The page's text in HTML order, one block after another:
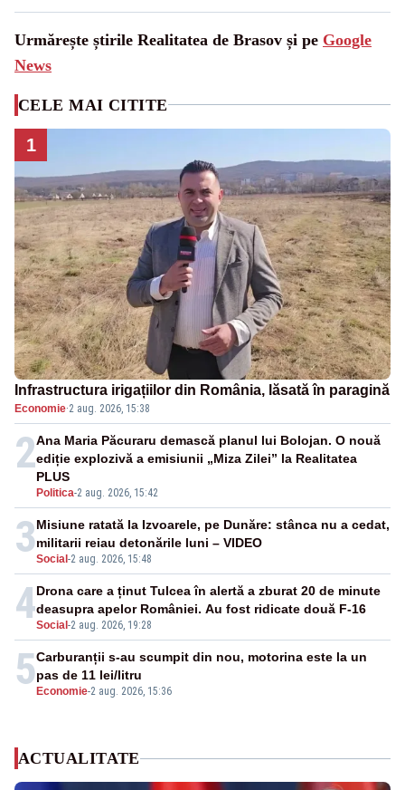
Urmărește știrile Realitatea de Brasov și pe Google
News
CELE MAI CITITE
1
Infrastructura irigațiilor din România, lăsată în paragină
Economie·2 aug. 2026, 15:38
2
Politica-2 aug. 2026, 15:42
Ana Maria Păcuraru demască planul lui Bolojan. O nouă
ediție explozivă a emisiunii „Miza Zilei” la Realitatea
PLUS
3Social -2 aug. 2026, 15:48
Misiune ratată la Izvoarele, pe Dunăre: stânca nu a cedat,
militarii reiau detonările luni – VIDEO
4Social -2 aug. 2026, 19:28
Drona care a ținut Tulcea în alertă a zburat 20 de minute
deasupra apelor României. Au fost ridicate două F-16
5 Economie-2 aug. 2026, 15:36
Carburanții s-au scumpit din nou, motorina este la un
pas de 11 lei/litru
ACTUALITATE